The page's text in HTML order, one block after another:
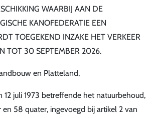
WAARBIJ AAN DE
KANOFEDERATIE EEN
TOEGEKEND INZAKE HET VERKEER
TOT 30 SEPTEMBER 2026.
en Platteland,
12 juli 1973 betreffende het natuurbehoud,
58 quater, ingevoegd bij artikel 2 van